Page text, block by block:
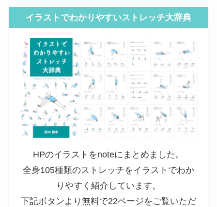
イラストでわかりやすいストレッチ大辞典
HPのイラストをnoteにまとめました。
全身105種類のストレッチをイラストでわか
りやすく紹介しています。
下記ボタンより無料で22ページをご覧いただ